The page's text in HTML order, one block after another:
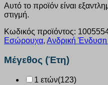
Αυτό το προϊόν είναι
στιγμή.
Κωδικός προϊόντος:
Εσώρουχα, Ανδρική Ένδυση
Μέγεθος (Έτη)
1 ετών(123)